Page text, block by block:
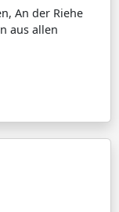
An der Riehe
aus allen